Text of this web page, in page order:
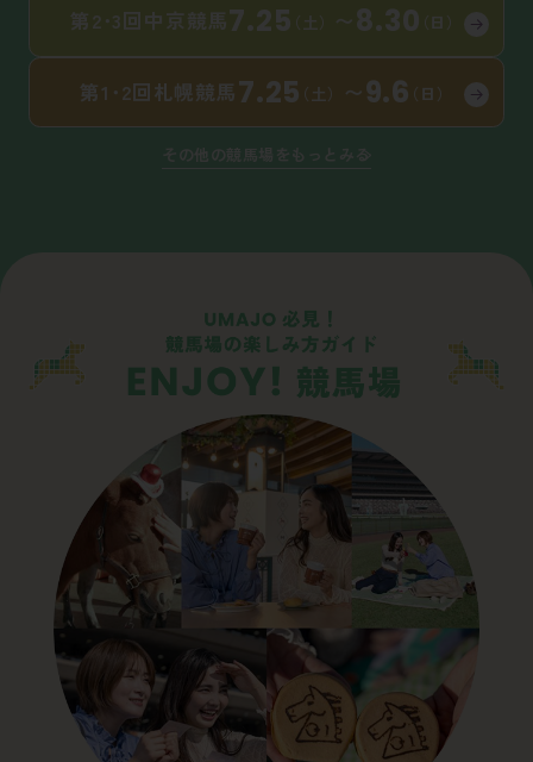
第2･3回中京競馬7.25（土） 〜8.30（日）
第1･2回札幌競馬7.25（土） 〜9.6（日）